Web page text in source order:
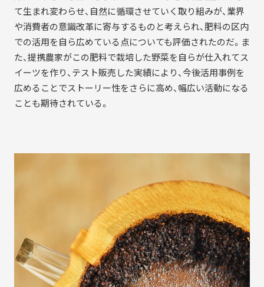
て生まれ変わらせ、自然に循環させていく取り組みが、業界
や消費者の意識改革に寄与するものと考えられ、肥料の区内
での活用を自ら広めている点についても評価されたのだ。ま
た、提携農家がこの肥料で栽培した野菜を自らが仕入れてス
イーツを作り、テスト販売した実績により、今後活用事例を
広めることでストーリー性をさらに高め、幅広い活動になる
ことも期待されている。